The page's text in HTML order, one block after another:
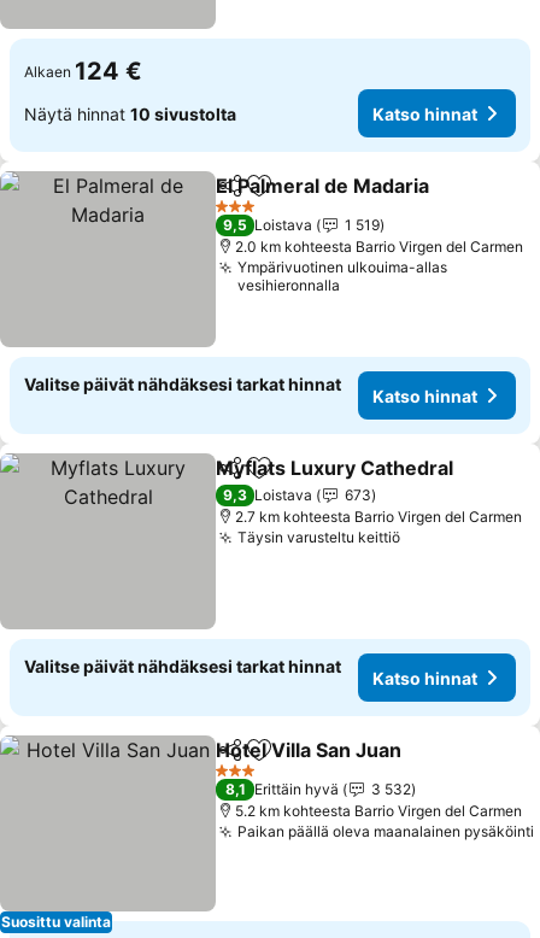
Alkaen 124 €
Näytä hinnat 10 sivustolta Katso hinnat
Jaa Lisää suosikkeihin
El Palmeral de Madaria
3 Tähtiluokitus
9,5 Loistava
1 519
2.0 km kohteesta Barrio Virgen del Carmen
Ympärivuotinen ulkouima-allas
vesihieronnalla
Valitse päivät nähdäksesi tarkat hinnat
Katso hinnat
Jaa Lisää suosikkeihin
Myflats Luxury Cathedral
9,3 Loistava
673
2.7 km kohteesta Barrio Virgen del Carmen
Täysin varusteltu keittiö
Valitse päivät nähdäksesi tarkat hinnat
Katso hinnat
Suosittu valinta
Jaa Lisää suosikkeihin
Hotel Villa San Juan
3 Tähtiluokitus
8,1 Erittäin hyvä
3 532
5.2 km kohteesta Barrio Virgen del Carmen
Paikan päällä oleva maanalainen pysäköinti